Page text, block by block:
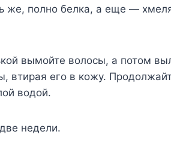
же, полно белка, а еще —
вымойте волосы, а потом
втирая его в кожу.
водой.
недели.